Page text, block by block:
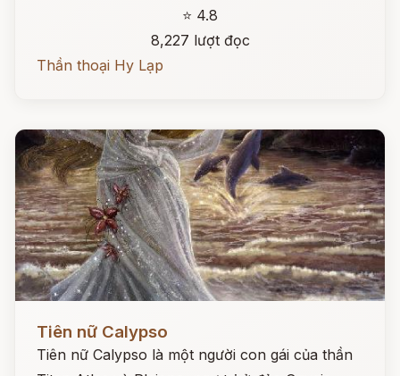
⭐ 4.8
8,227 lượt đọc
Thần thoại Hy Lạp
Tiên nữ Calypso
Tiên nữ Calypso là một người con gái của thần